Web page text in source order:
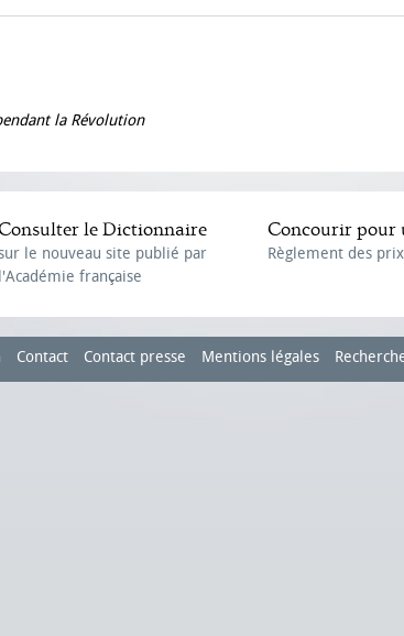
la Révolution
le Dictionnaire
le nouveau site publié par
l'Académie française
Concourir pour
Règlement des
Contact Contact presse Mentions légales